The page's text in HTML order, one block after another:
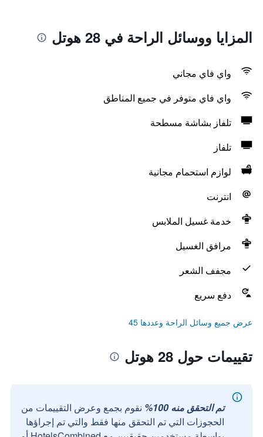
المزايا ووسائل الراحة في 28 هوتل
واي فاي مجاني
واي فاي متوفر في جميع المناطق
تلفاز بشاشة مسطحة
تلفاز
لوازم استحمام مجانية
انترنت
خدمة غسيل الملابس
مرافق الغسيل
مجفف الشعر
دفع سريع
عرض جميع وسائل الراحة وعددها 45
تقييمات حول 28 هوتل
تم التحقق منه 100%
نقوم بجمع وعرض التقييمات من
الحجوزات التي تم التحقق منها فقط والتي تم إجراؤها